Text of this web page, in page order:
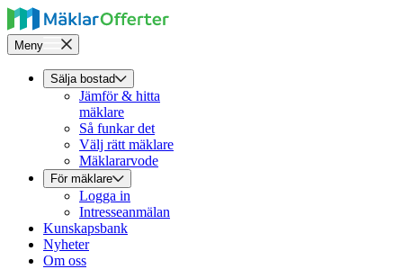
Meny
Sälja bostad
Jämför & hitta
mäklare
Så funkar det
Välj rätt mäklare
Mäklararvode
För mäklare
Logga in
Intresseanmälan
Kunskapsbank
Nyheter
Om oss